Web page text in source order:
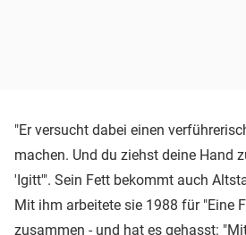
"Er versucht dabei einen
machen. Und du ziehst deine Hand
'Igitt'". Sein Fett bekommt auch
Mit ihm arbeitete sie 1988 für "Eine
zusammen - und hat es gehasst: